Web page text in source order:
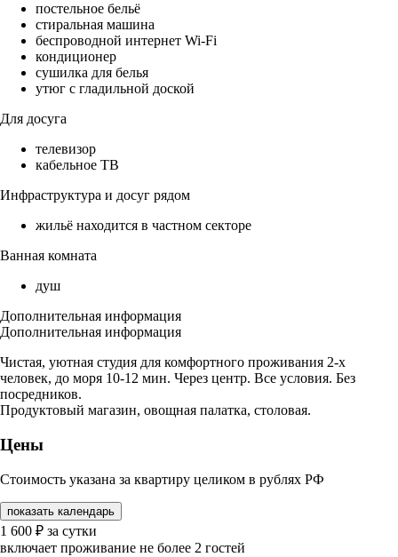
постельное бельё
стиральная машина
беспроводной интернет Wi-Fi
кондиционер
сушилка для белья
утюг с гладильной доской
Для досуга
телевизор
кабельное ТВ
Инфраструктура и досуг рядом
жильё находится в частном секторе
Ванная комната
душ
Дополнительная информация
Дополнительная информация
Чистая, уютная студия для комфортного проживания 2-х
человек, до моря 10-12 мин. Через центр. Все условия. Без
посредников.
Продуктовый магазин, овощная палатка, столовая.
Цены
Стоимость указана за квартиру целиком в рублях РФ
показать календарь
1 600 ₽ за сутки
включает проживание не более 2 гостей